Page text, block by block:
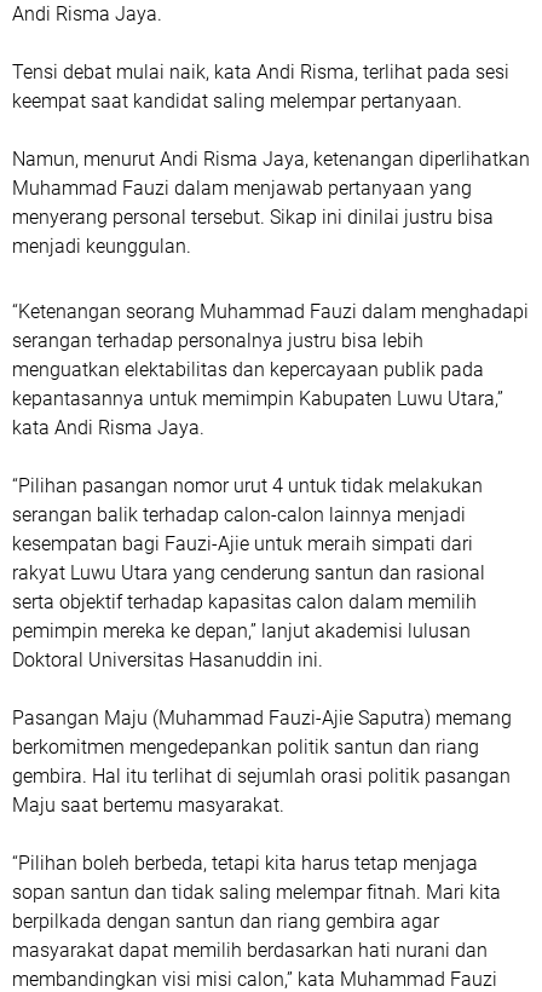
Andi Risma Jaya.
Tensi debat mulai naik, kata Andi Risma, terlihat pada sesi
keempat saat kandidat saling melempar pertanyaan.
Namun, menurut Andi Risma Jaya, ketenangan diperlihatkan
Muhammad Fauzi dalam menjawab pertanyaan yang
menyerang personal tersebut. Sikap ini dinilai justru bisa
menjadi keunggulan.
“Ketenangan seorang Muhammad Fauzi dalam menghadapi
serangan terhadap personalnya justru bisa lebih
menguatkan elektabilitas dan kepercayaan publik pada
kepantasannya untuk memimpin Kabupaten Luwu Utara,”
kata Andi Risma Jaya.
“Pilihan pasangan nomor urut 4 untuk tidak melakukan
serangan balik terhadap calon-calon lainnya menjadi
kesempatan bagi Fauzi-Ajie untuk meraih simpati dari
rakyat Luwu Utara yang cenderung santun dan rasional
serta objektif terhadap kapasitas calon dalam memilih
pemimpin mereka ke depan,” lanjut akademisi lulusan
Doktoral Universitas Hasanuddin ini.
Pasangan Maju (Muhammad Fauzi-Ajie Saputra) memang
berkomitmen mengedepankan politik santun dan riang
gembira. Hal itu terlihat di sejumlah orasi politik pasangan
Maju saat bertemu masyarakat.
“Pilihan boleh berbeda, tetapi kita harus tetap menjaga
sopan santun dan tidak saling melempar fitnah. Mari kita
berpilkada dengan santun dan riang gembira agar
masyarakat dapat memilih berdasarkan hati nurani dan
membandingkan visi misi calon,” kata Muhammad Fauzi